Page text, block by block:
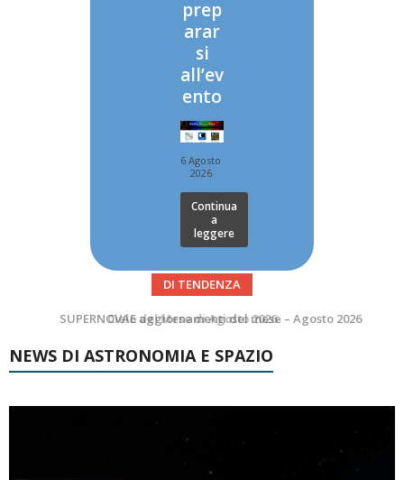
prep
arar
si
all’ev
ento
6 Agosto
2026
Continua
a
leggere
DI TENDENZA
SUPERNOVAE aggiornamenti del mese – Agosto 2026
Le Comete del mese di Agosto: LA 10P/TEMPEL AL PERIELIO
NEWS DI ASTRONOMIA E SPAZIO